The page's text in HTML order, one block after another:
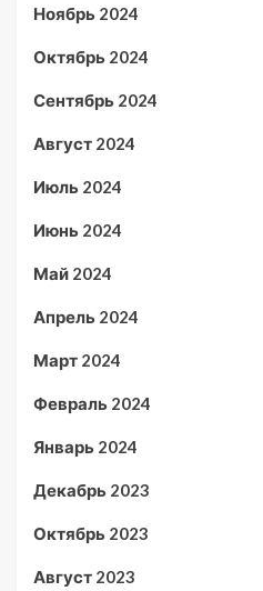
Ноябрь 2024
Октябрь 2024
Сентябрь 2024
Август 2024
Июль 2024
Июнь 2024
Май 2024
Апрель 2024
Март 2024
Февраль 2024
Январь 2024
Декабрь 2023
Октябрь 2023
Август 2023